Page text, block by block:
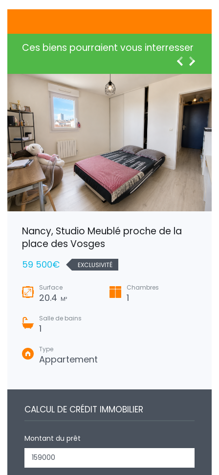
Ces biens pourraient vous interresser
Nancy, Studio Meublé proche de la
place des Vosges
59 500€ EXCLUSIVITÉ
Surface
20.4 M²
Chambres
1
Salle de bains
1
Type
Appartement
CALCUL DE CRÉDIT IMMOBILIER
Montant du prêt